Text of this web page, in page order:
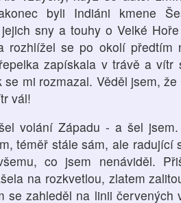
byli Indiáni kmene
sny a touhy o Velké
rozhlížel se po okolí předtím
zapískala v trávě a
se mi rozmazal. Věděl jsem,
vál!
volání Západu - a šel
téměř stále sám, ale radující
co jsem nenáviděl.
na rozkvetlou, zlatem
se zahleděl na linii